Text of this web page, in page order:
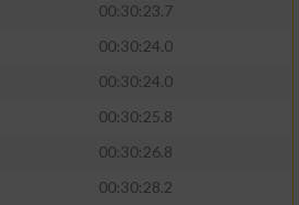
00:30:23.7
00:30:24.0
00:30:24.0
00:30:25.8
00:30:26.8
00:30:28.2